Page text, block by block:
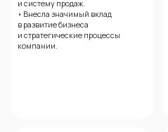
и систему продаж.
• Внесла значимый вклад
в развитие бизнеса
и стратегические процессы
компании.